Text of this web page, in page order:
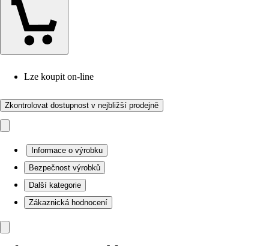
Lze koupit on-line
Zkontrolovat dostupnost v nejbližší prodejně
Informace o výrobku
Bezpečnost výrobků
Další kategorie
Zákaznická hodnocení